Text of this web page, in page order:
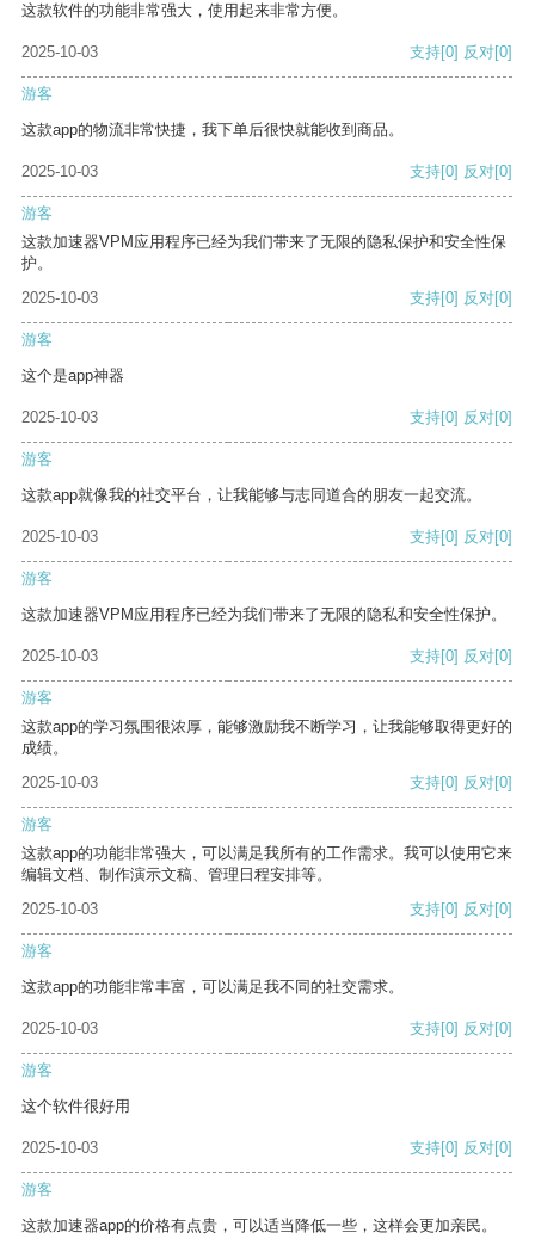
这款软件的功能非常强大，使用起来非常方便。
2025-10-03 支持[0] 反对[0]
游客
这款app的物流非常快捷，我下单后很快就能收到商品。
2025-10-03 支持[0] 反对[0]
游客
这款加速器VPM应用程序已经为我们带来了无限的隐私保护和安全性保
护。
2025-10-03
支持[0] 反对[0]
游客
这个是app神器
2025-10-03 支持[0] 反对[0]
游客
这款app就像我的社交平台，让我能够与志同道合的朋友一起交流。
2025-10-03 支持[0] 反对[0]
游客
这款加速器VPM应用程序已经为我们带来了无限的隐私和安全性保护。
2025-10-03 支持[0] 反对[0]
游客
这款app的学习氛围很浓厚，能够激励我不断学习，让我能够取得更好的
成绩。
2025-10-03
支持[0] 反对[0]
游客
这款app的功能非常强大，可以满足我所有的工作需求。我可以使用它来
编辑文档、制作演示文稿、管理日程安排等。
2025-10-03
支持[0] 反对[0]
游客
这款app的功能非常丰富，可以满足我不同的社交需求。
2025-10-03 支持[0] 反对[0]
游客
这个软件很好用
2025-10-03 支持[0] 反对[0]
游客
这款加速器app的价格有点贵，可以适当降低一些，这样会更加亲民。